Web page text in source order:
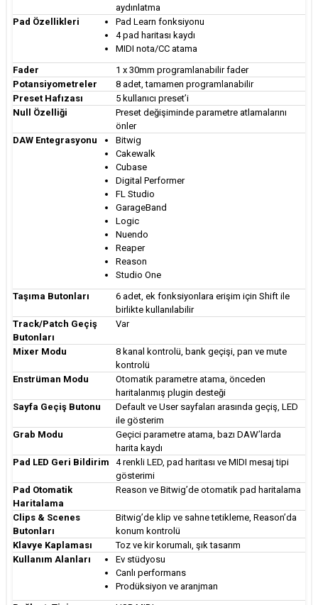
aydınlatma
Pad Özellikleri
Pad Learn fonksiyonu
4 pad haritası kaydı
MIDI nota/CC atama
Fader
1 x 30mm programlanabilir fader
Potansiyometreler
8 adet, tamamen programlanabilir
Preset Hafızası
5 kullanıcı preset’i
Null Özelliği
Preset değişiminde parametre atlamalarını
önler
DAW Entegrasyonu
Bitwig
Cakewalk
Cubase
Digital Performer
FL Studio
GarageBand
Logic
Nuendo
Reaper
Reason
Studio One
Taşıma Butonları
6 adet, ek fonksiyonlara erişim için Shift ile
birlikte kullanılabilir
Track/Patch Geçiş
Butonları
Var
Mixer Modu
8 kanal kontrolü, bank geçişi, pan ve mute
kontrolü
Enstrüman Modu
Otomatik parametre atama, önceden
haritalanmış plugin desteği
Sayfa Geçiş Butonu
Default ve User sayfaları arasında geçiş, LED
ile gösterim
Grab Modu
Geçici parametre atama, bazı DAW’larda
harita kaydı
Pad LED Geri Bildirim
4 renkli LED, pad haritası ve MIDI mesaj tipi
gösterimi
Pad Otomatik
Haritalama
Reason ve Bitwig’de otomatik pad haritalama
Clips & Scenes
Butonları
Bitwig’de klip ve sahne tetikleme, Reason’da
konum kontrolü
Klavye Kaplaması
Toz ve kir korumalı, şık tasarım
Kullanım Alanları
Ev stüdyosu
Canlı performans
Prodüksiyon ve aranjman